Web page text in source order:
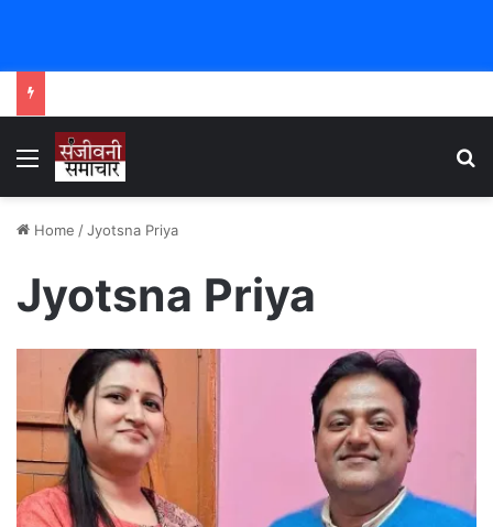
Menu
Home /Jyotsna Priya
Jyotsna Priya